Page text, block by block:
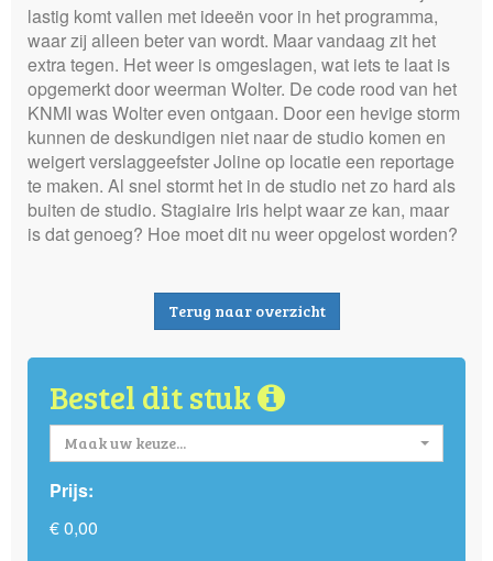
lastig komt vallen met ideeën voor in het programma,
waar zij alleen beter van wordt. Maar vandaag zit het
extra tegen. Het weer is omgeslagen, wat iets te laat is
opgemerkt door weerman Wolter. De code rood van het
KNMI was Wolter even ontgaan. Door een hevige storm
kunnen de deskundigen niet naar de studio komen en
weigert verslaggeefster Joline op locatie een reportage
te maken. Al snel stormt het in de studio net zo hard als
buiten de studio. Stagiaire Iris helpt waar ze kan, maar
is dat genoeg? Hoe moet dit nu weer opgelost worden?
Terug naar overzicht
Bestel dit stuk
Maak uw keuze...
Prijs:
€ 0,00